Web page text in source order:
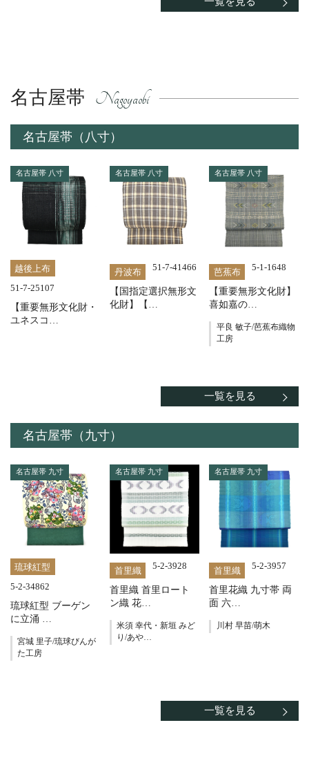
名古屋帯
名古屋帯（八寸）
名古屋帯 八寸
越後上布
51-7-25107
【重要無形文化財・
ユネスコ…
名古屋帯 八寸
丹波布 51-7-41466
【国指定選択無形文
化財】【…
名古屋帯 八寸
芭蕉布 5-1-1648
【重要無形文化財】
喜如嘉の…
平良 敏子/芭蕉布織物
工房
一覧を見る
名古屋帯（九寸）
名古屋帯 九寸
琉球紅型
5-2-34862
琉球紅型 ブーゲン
に立涌 …
宮城 里子/琉球びんが
た工房
名古屋帯 九寸
首里織 5-2-3928
首里織 首里ロート
ン織 花…
米須 幸代・新垣 みど
り/あや…
名古屋帯 九寸
首里織 5-2-3957
首里花織 九寸帯 両
面 六…
川村 早苗/萌木
一覧を見る